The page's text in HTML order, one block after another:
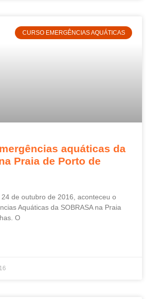
CURSO EMERGÊNCIAS AQUÁTICAS
aquáticas da
Praia de Porto de
de outubro de 2016, aconteceu o
Aquáticas da SOBRASA na Praia
O